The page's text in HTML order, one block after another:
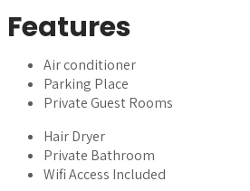
Features
Air conditioner
Parking Place
Private Guest Rooms
Hair Dryer
Private Bathroom
Wifi Access Included